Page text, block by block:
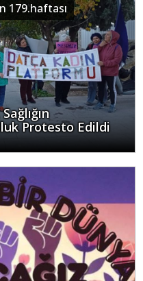
179.haftası
Protesto Edildi